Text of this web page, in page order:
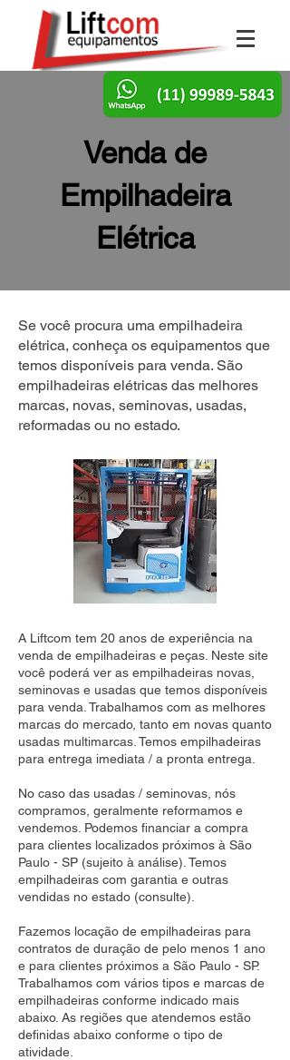
Venda de
Empilhadeira
Elétrica
Se você procura uma empilhadeira
elétrica, conheça os equipamentos que
temos disponíveis para venda. São
empilhadeiras elétricas das melhores
marcas, novas, seminovas, usadas,
reformadas ou no estado.
A Liftcom tem 20 anos de experiência na
venda de empilhadeiras e peças. Neste site
você poderá ver as empilhadeiras novas,
seminovas e usadas que temos disponíveis
para venda. Trabalhamos com as melhores
marcas do mercado, tanto em novas quanto
usadas multimarcas. Temos empilhadeiras
para entrega imediata / a pronta entrega.
No caso das usadas / seminovas, nós
compramos, geralmente reformamos e
vendemos. Podemos financiar a compra
para clientes localizados próximos à São
Paulo - SP (sujeito à análise). Temos
empilhadeiras com garantia e outras
vendidas no estado (consulte).
Fazemos locação de empilhadeiras para
contratos de duração de pelo menos 1 ano
e para clientes próximos a São Paulo - SP.
Trabalhamos com vários tipos e marcas de
empilhadeiras conforme indicado mais
abaixo. As regiões que atendemos estão
definidas abaixo conforme o tipo de
atividade.